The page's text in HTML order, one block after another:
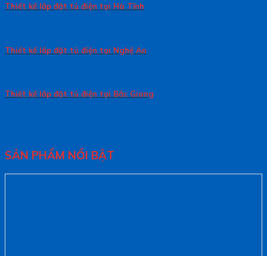
Thiết kế lắp đặt tủ điện tại Hà Tĩnh
Thiết kế lắp đặt tủ điện tại Nghệ An
Thiết kế lắp đặt tủ điện tại Bắc Giang
SẢN PHẨM NỔI BẬT